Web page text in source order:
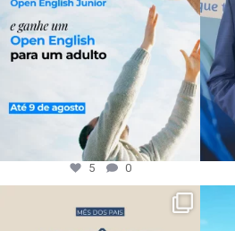
5 0